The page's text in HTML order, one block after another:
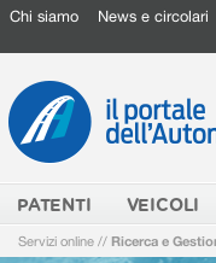
Chi siamo News e circolari
PATENTI VEICOLI
Servizi online // Ricerca e